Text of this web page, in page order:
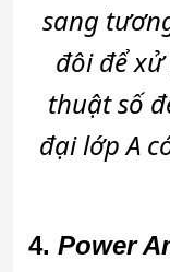
sang
đôi để
thuật số
đại lớp A
4. Power